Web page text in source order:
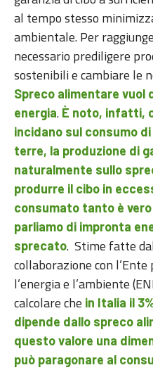
al tempo stesso
ambientale. Per
necessario prediligere
sostenibili e cambiare le
Spreco alimentare vuol
energia. È noto, infatti,
incidano sul consumo
terre, la produzione di
naturalmente sullo
produrre il cibo in
consumato tanto è
parliamo di impronta
sprecato. Stime fatte
collaborazione con
l’energia e l’ambiente
calcolare che in Italia il
dipende dallo spreco
questo valore una
può paragonare al